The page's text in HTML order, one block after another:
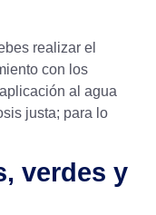
realizar el
con los
al agua
justa; para lo
verdes y